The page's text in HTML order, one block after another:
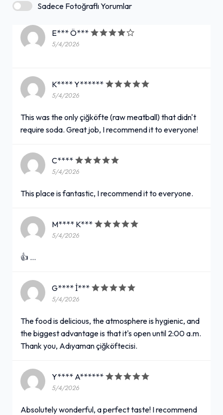
Sadece Fotoğraflı Yorumlar
E*** Ö***
5/4/2026
K**** Y******
5/4/2026
This was the only çiğköfte (raw meatball) that didn't
require soda. Great job, I recommend it to everyone!
C****
5/4/2026
This place is fantastic, I recommend it to everyone.
M**** K***
5/4/2026
👍 …
G**** İ***
5/4/2026
The food is delicious, the atmosphere is hygienic, and
the biggest advantage is that it's open until 2:00 a.m.
Thank you, Adıyaman çiğköftecisi.
Y**** A******
5/4/2026
Absolutely wonderful, a perfect taste! I recommend